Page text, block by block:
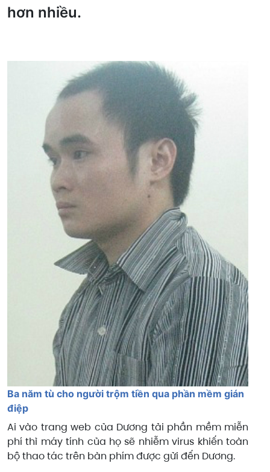
hơn nhiều.
Ba năm tù cho người trộm tiền qua phần mềm gián
điệp
Ai vào trang web của Dương tải phần mềm miễn
phí thì máy tính của họ sẽ nhiễm virus khiến toàn
bộ thao tác trên bàn phím được gửi đến Dương.